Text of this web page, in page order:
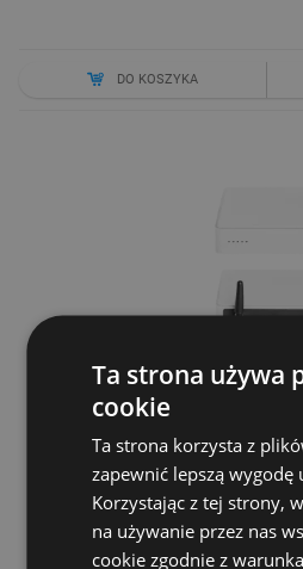
DO KOSZYKA
SPACEGATE
DO KOSZYKA
Ta strona używa
cookie
Ta strona korzysta z
zapewnić lepszą wygodę
Korzystając z tej strony,
na używanie przez nas
cookie zgodnie z